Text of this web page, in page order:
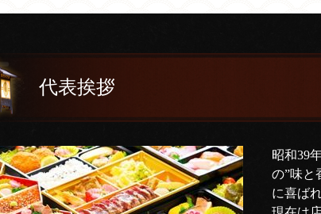
代表挨拶
昭和39
の”味と
に喜ば